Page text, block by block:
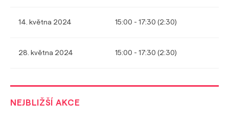
14. května 2024 15:00 - 17:30 (2:30)
28. května 2024 15:00 - 17:30 (2:30)
NEJBLIŽŠÍ AKCE